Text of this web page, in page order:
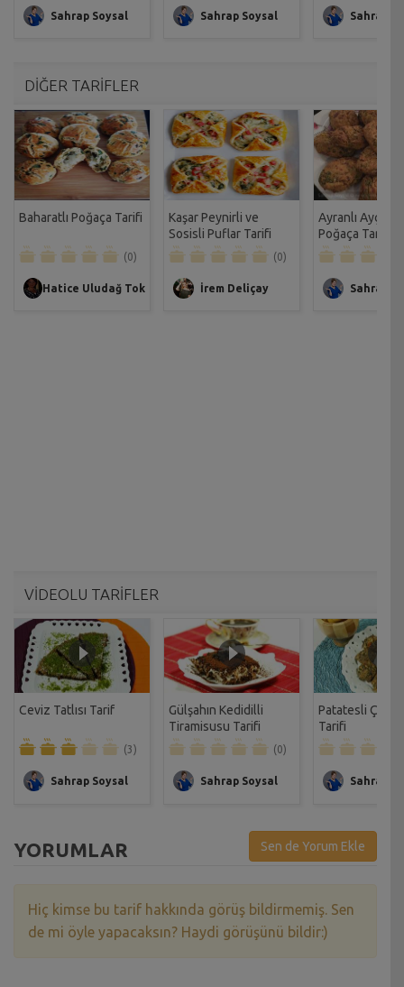
Sahrap Soysal Sahrap Soysal Sahrap
DİĞER TARİFLER
Baharatlı Poğaça Tarifi
(0)
Hatice Uludağ Tok
Kaşar Peynirli ve
Sosisli Puflar Tarifi
(0)
İrem Deliçay
Ayranlı
Poğaça Tarifi
Sahrap
VİDEOLU TARİFLER
Ceviz Tatlısı Tarif
(3)
Sahrap Soysal
Gülşahın Kedidilli
Tiramisusu Tarifi
(0)
Sahrap Soysal
Patatesli Çıtır
Tarifi
Sahrap
YORUMLAR Sen de Yorum Ekle
Hiç kimse bu tarif hakkında görüş bildirmemiş. Sen
de mi öyle yapacaksın? Haydi görüşünü bildir:)